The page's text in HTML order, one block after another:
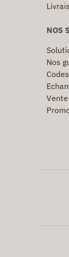
NOS
Nos